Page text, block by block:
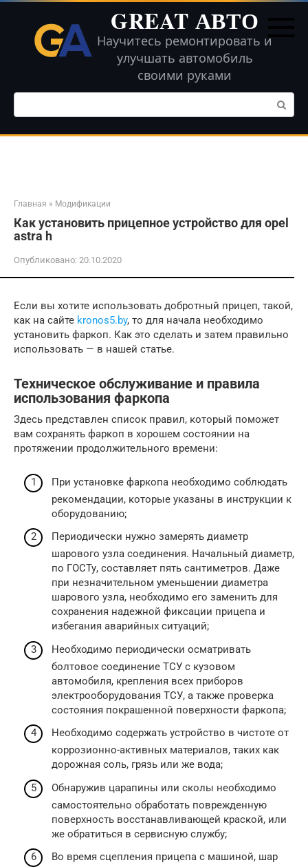
Перейти
контенту
GREAT АВТО
Научитесь ремонтировать и
улучшать автомобиль
своими руками
Поиск:
Главная » Модификации
Как установить прицепное устройство для opel
astra h
Опубликовано: 20.10.2020
Если вы хотите использовать добротный прицеп, такой,
как на сайте kronos5.by, то для начала необходимо
установить фаркоп. Как это сделать и затем правильно
использовать — в нашей статье.
Техническое обслуживание и правила
использования фаркопа
Здесь представлен список правил, который поможет
вам сохранять фаркоп в хорошем состоянии на
протяжении продолжительного времени:
При установке фаркопа необходимо соблюдать
рекомендации, которые указаны в инструкции к
оборудованию;
Периодически нужно замерять диаметр
шарового узла соединения. Начальный диаметр,
по ГОСТу, составляет пять сантиметров. Даже
при незначительном уменьшении диаметра
шарового узла, необходимо его заменить для
сохранения надежной фиксации прицепа и
избегания аварийных ситуаций;
Необходимо периодически осматривать
болтовое соединение ТСУ с кузовом
автомобиля, крепления всех приборов
электрооборудования ТСУ, а также проверка
состояния покрашенной поверхности фаркопа;
Необходимо содержать устройство в чистоте от
коррозионно-активных материалов, таких как
дорожная соль, грязь или же вода;
Обнаружив царапины или сколы необходимо
самостоятельно обработать поврежденную
поверхность восстанавливающей краской, или
же обратиться в сервисную службу;
Во время сцепления прицепа с машиной, шар